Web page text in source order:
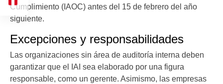
Cumplimiento (IAOC) antes del 15 de febrero del año
siguiente.
Excepciones y responsabilidades
Las organizaciones sin área de auditoría interna deben
garantizar que el IAI sea elaborado por una figura
responsable, como un gerente. Asimismo, las empresas